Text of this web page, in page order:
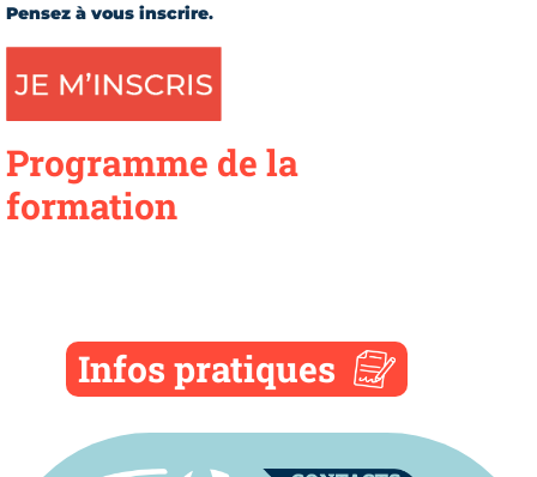
Pensez à vous inscrire.
Programme de la
formation
Infos pratiques